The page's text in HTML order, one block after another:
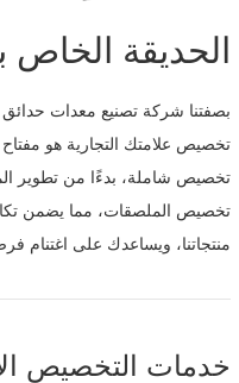
الحديقة الخاص
تخصيص علامتك التجارية هو
تخصيص شاملة، بدءًا من تطوير
تخصيص الملصقات، مما يضمن
منتجاتنا، ويساعدك على اغتنام
خدمات التخصيص